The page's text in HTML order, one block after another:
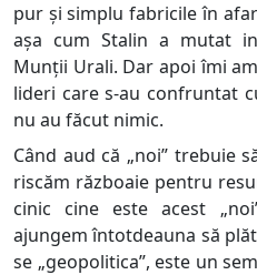
pur și simplu fabricile în
așa cum Stalin a mutat
Munții Urali. Dar apoi îmi
lideri care s-au confruntat
nu au făcut nimic.
Când aud că „noi” trebuie
riscăm războaie pentru
cinic cine este acest
ajungem întotdeauna să
se „geopolitica”, este un